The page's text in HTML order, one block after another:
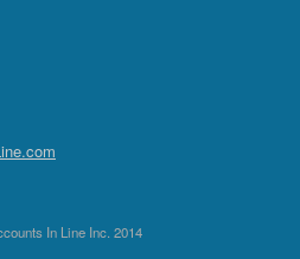
In Line Inc. 2014